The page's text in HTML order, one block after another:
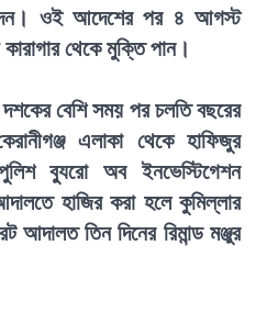
দেন। ওই আদেশের পর ৪ আগস্ট
কারাগার থেকে মুক্তি পান।
বেশি সময় পর চলতি বছরের
এলাকা থেকে হাফিজুর
ব্যুরো অব ইনভেস্টিগেশন
হাজির করা হলে কুমিল্লার
আদালত তিন দিনের রিমান্ড মঞ্জুর